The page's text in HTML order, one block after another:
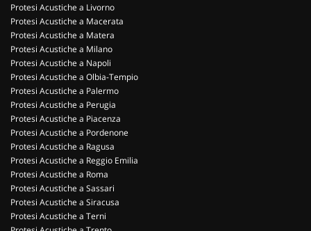
Protesi Acustiche a Livorno
Protesi Acustiche a Macerata
Protesi Acustiche a Matera
Protesi Acustiche a Milano
Protesi Acustiche a Napoli
Protesi Acustiche a Olbia-Tempio
Protesi Acustiche a Palermo
Protesi Acustiche a Perugia
Protesi Acustiche a Piacenza
Protesi Acustiche a Pordenone
Protesi Acustiche a Ragusa
Protesi Acustiche a Reggio Emilia
Protesi Acustiche a Roma
Protesi Acustiche a Sassari
Protesi Acustiche a Siracusa
Protesi Acustiche a Terni